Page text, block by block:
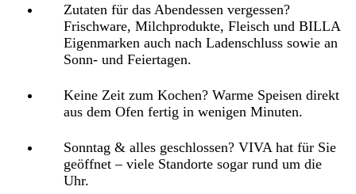
Zutaten für das Abendessen vergessen?
Frischware, Milchprodukte, Fleisch und BILLA
Eigenmarken auch nach Ladenschluss sowie an
Sonn- und Feiertagen.
Keine Zeit zum Kochen? Warme Speisen direkt
aus dem Ofen fertig in wenigen Minuten.
Sonntag & alles geschlossen? VIVA hat für Sie
geöffnet – viele Standorte sogar rund um die
Uhr.